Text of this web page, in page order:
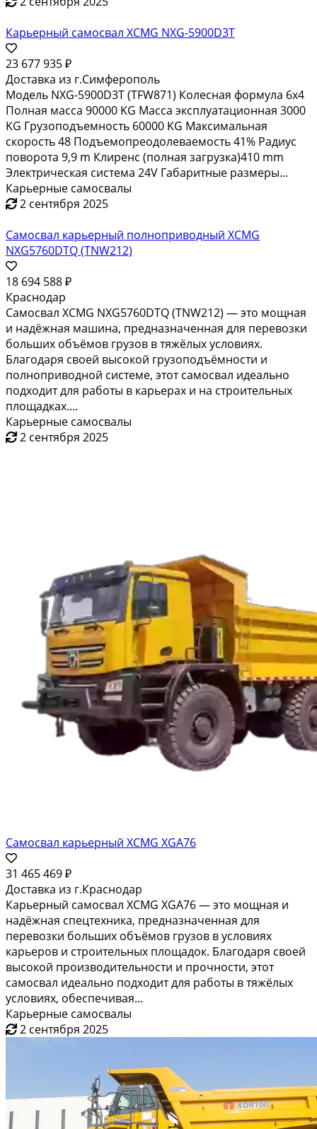
Карьерный самосвал XCMG NXG-5900D3T
23 677 935 ₽
Доставка из г.Симферополь
Модель NXG-5900D3T (TFW871) Колесная формула 6х4
Полная масса 90000 KG Масса эксплуатационная 3000
KG Грузоподъемность 60000 KG Максимальная
скорость 48 Подъемопреодолеваемость 41% Радиус
поворота 9,9 m Клиренс (полная загрузка)410 mm
Электрическая система 24V Габаритные размеры...
Карьерные самосвалы
2 сентября 2025
Самосвал XCMG NXG5760DTQ (TNW212) — это мощная
и надёжная машина, предназначенная для перевозки
больших объёмов грузов в тяжёлых условиях.
Благодаря своей высокой грузоподъёмности и
полноприводной системе, этот самосвал идеально
подходит для работы в карьерах и на строительных
площадках....
Карьерные самосвалы
2 сентября 2025
Самосвал карьерный XCMG XGA76